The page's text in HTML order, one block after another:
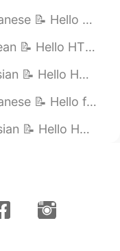
вы оставите
прочитать
в
для меня,
2021.09.02 19:59
all Я люблю
её - he loves
loves him Мы
Они любят
my weekly learning of 🇰🇷🇯🇵🇷🇺 ...
weekly learning of 🇰🇷🇯🇵🇷🇺 ❓ ...
learning of 🇰🇷🇯🇵🇷🇺 ❓Qu...
weekly learning of 🇰🇷🇯🇵🇷🇺 ❓ Qu...
learning of 🇰🇷🇯🇵🇷🇺 ❓Qu...